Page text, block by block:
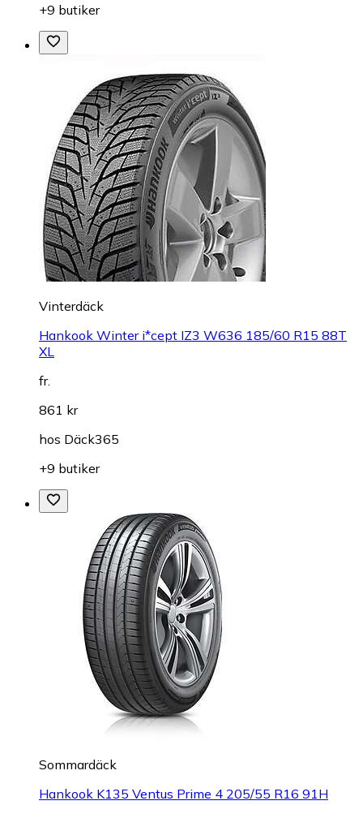
+9 butiker
Vinterdäck
Hankook Winter i*cept IZ3 W636 185/60 R15 88T
XL
fr.
861 kr
hos Däck365
+9 butiker
Sommardäck
Hankook K135 Ventus Prime 4 205/55 R16 91H